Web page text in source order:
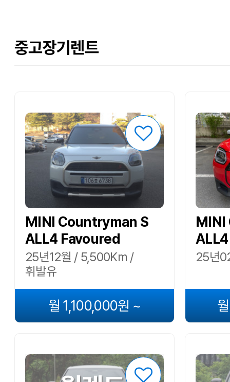
중고장기렌트
MINI Countryman S
ALL4 Favoured
25년12월 / 5,500Km /
휘발유
월 1,100,000원 ~
MINI
ALL4
25년